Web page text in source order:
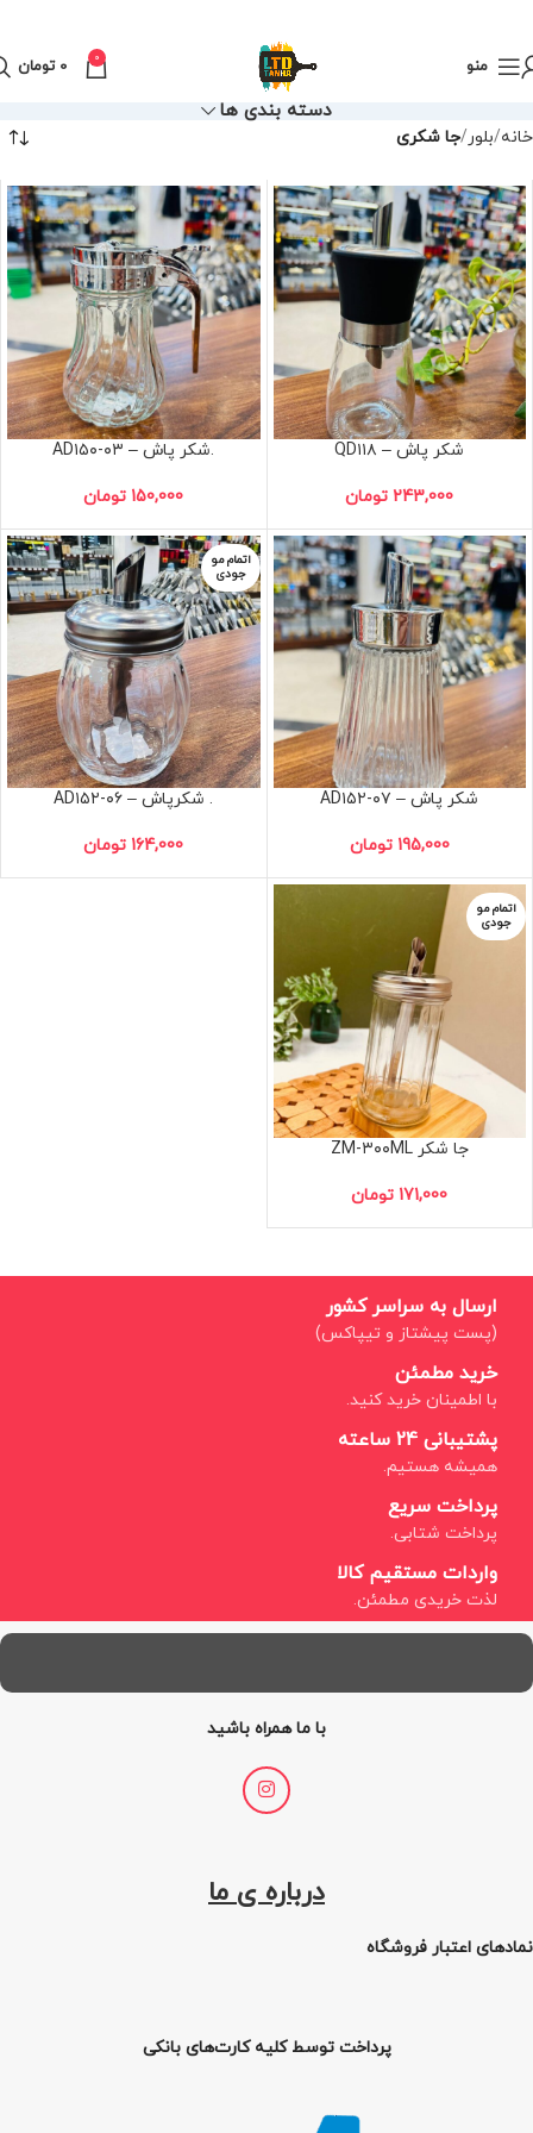
منو 0
0 تومان
دسته بندی ها
خانه بلور جا شکری
شکر پاش – QD۱۱۸
243,000 تومان
.شکر پاش – AD۱۵۰-۰۳
150,000 تومان
شکر پاش – AD۱۵۲-۰۷
195,000 تومان
اتمام مو
جودی
. شکرپاش – AD۱۵۲-۰۶
164,000 تومان
اتمام مو
جودی
جا شکر ZM-۳۰۰ML
171,000 تومان
ارسال به سراسر کشور
(پست پیشتاز و تیپاکس)
خرید مطمئن
با اطمینان خرید کنید.
پشتیبانی 24 ساعته
همیشه هستیم.
پرداخت سریع
پرداخت شتابی.
واردات مستقیم کالا
لذت خریدی مطمئن.
با ما همراه باشید
درباره ی ما
نمادهای اعتبار فروشگاه
پرداخت توسط کلیه کارت‌های بانکی